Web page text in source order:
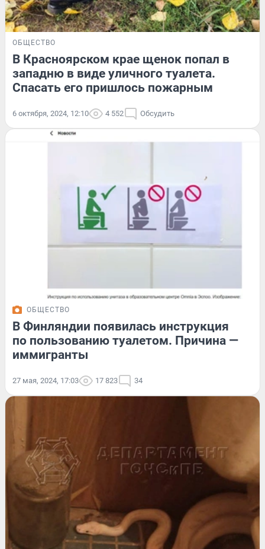
ОБЩЕСТВО
В Красноярском крае щенок попал в
западню в виде уличного туалета.
Спасать его пришлось пожарным
6 октября, 2024, 12:10 4 552 Обсудить
ОБЩЕСТВО
В Финляндии появилась инструкция
по пользованию туалетом. Причина —
иммигранты
27 мая, 2024, 17:03 17 823 34